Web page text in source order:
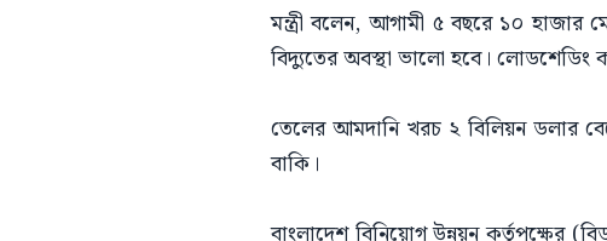
মন্ত্রী বলেন, আগামী ৫ বছরে ১০ হাজার
বিদ্যুতের অবস্থা ভালো হবে।
তেলের আমদানি খরচ ২ বিলিয়ন ডলার
বাকি।
বাংলাদেশ বিনিয়োগ উন্নয়ন কর্তৃপক্ষের